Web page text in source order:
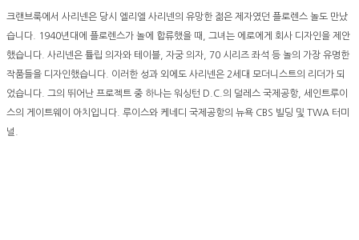
크랜브룩에서 사리넨은 당시 엘리엘 사리넨의 유망한 젊은 제자였던 플로렌스 놀도 만났
습니다. 1940년대에 플로렌스가 놀에 합류했을 때, 그녀는 에로에게 회사 디자인을 제안
했습니다. 사리넨은 튤립 의자와 테이블, 자궁 의자, 70 시리즈 좌석 등 놀의 가장 유명한
작품들을 디자인했습니다. 이러한 성과 외에도 사리넨은 2세대 모더니스트의 리더가 되
었습니다. 그의 뛰어난 프로젝트 중 하나는 워싱턴 D.C.의 덜레스 국제공항, 세인트루이
스의 게이트웨이 아치입니다. 루이스와 케네디 국제공항의 뉴욕 CBS 빌딩 및 TWA 터미
널.